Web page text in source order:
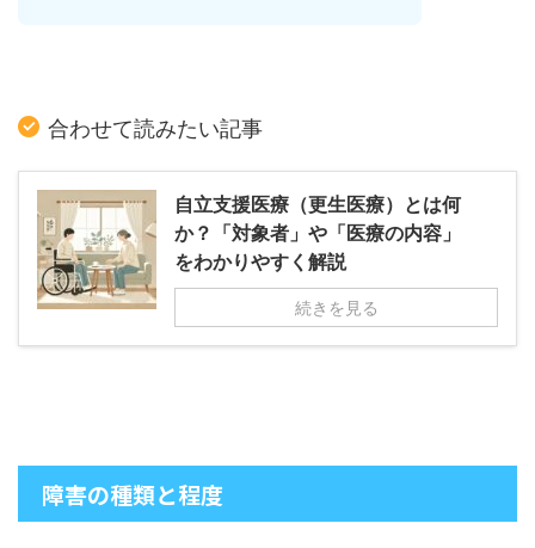
合わせて読みたい記事
自立支援医療（更生医療）とは何
か？「対象者」や「医療の内容」
をわかりやすく解説
続きを見る
障害の種類と程度